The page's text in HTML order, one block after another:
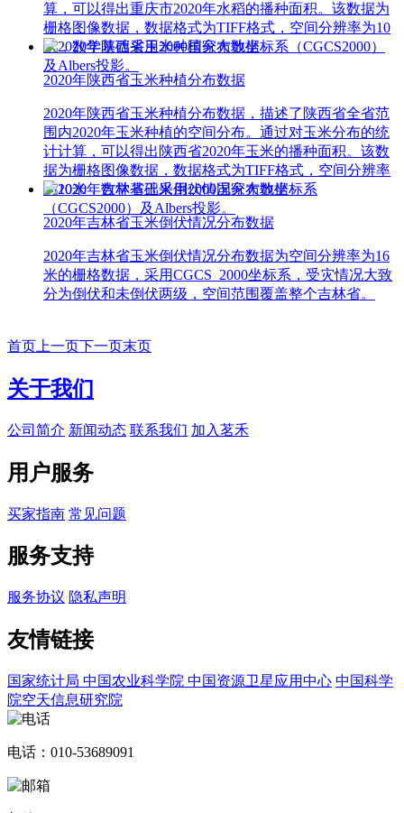
算，可以得出重庆市2020年水稻的播种面积。该数据为
栅格图像数据，数据格式为TIFF格式，空间分辨率为10
米，数学基础采用2000国家大地坐标系（CGCS2000）
及Albers投影。
2020年陕西省玉米种植分布数据
2020年陕西省玉米种植分布数据，描述了陕西省全省范
围内2020年玉米种植的空间分布。通过对玉米分布的统
计计算，可以得出陕西省2020年玉米的播种面积。该数
据为栅格图像数据，数据格式为TIFF格式，空间分辨率
为10米，数学基础采用2000国家大地坐标系
（CGCS2000）及Albers投影。
2020年吉林省玉米倒伏情况分布数据
2020年吉林省玉米倒伏情况分布数据为空间分辨率为16
米的栅格数据，采用CGCS_2000坐标系，受灾情况大致
分为倒伏和未倒伏两级，空间范围覆盖整个吉林省。
首页 上一页下一页末页
关于我们
公司简介 新闻动态 联系我们 加入茗禾
用户服务
买家指南 常见问题
服务支持
服务协议 隐私声明
友情链接
国家统计局 中国农业科学院 中国资源卫星应用中心 中国科学
院空天信息研究院
电话：010-53689091